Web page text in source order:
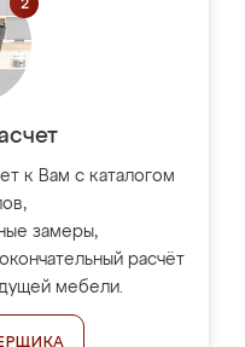
к Вам с каталогом
замеры,
расчёт
мебели.